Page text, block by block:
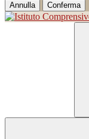
Annulla Conferma